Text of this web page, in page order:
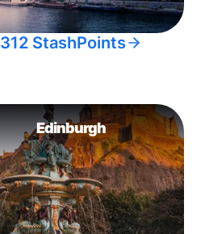
312 StashPoints
Edinburgh